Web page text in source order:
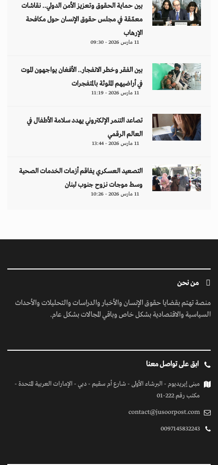
بين حماية الحقوق وتعزيز الأمن الدولي.. نقاشات
معمّقة في مجلس حقوق الإنسان حول مكافحة
الإرهاب
11 مارس 2026 - 09:30
بين الفقر وخطر الانفجار.. الأفغان يواجهون الموت
في أراضيهم الملوثة بالمتفجرات
11 مارس 2026 - 11:19
تصاعد التنمر الإلكتروني يهدد سلامة الأطفال في
العالم الرقمي
11 مارس 2026 - 13:44
التصعيد العسكري يفاقم أزمات الخدمات الصحية
وسط موجات نزوح جنوب لبنان
11 مارس 2026 - 10:26
من نحن
منصة تهتم بقضايا حقوق الإنسان والأخبار والدراسات والتحليلات والأحداث
السياسية والاقتصادية بشكل خاص وباقي المجالات بشكل عام.
ابق على تواصل معنا
مبنى إيريديوم - البرشاء الأولى - شارع أم سقيم - دبي - الإمارات العربية المتحدة -
مكتب رقم 222-01
contact@jusoorpost.com
0097145832243